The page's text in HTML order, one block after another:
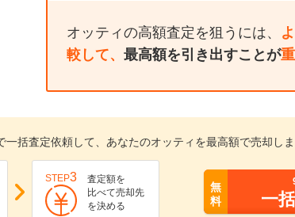
オッティの高額査定を狙うには、
較して、 最高額を引き出すことが
一括査定依頼して、あなたのオッティを最高額で売却し
STEP3
査定額を
比べて売却先
を決める
無
料
一